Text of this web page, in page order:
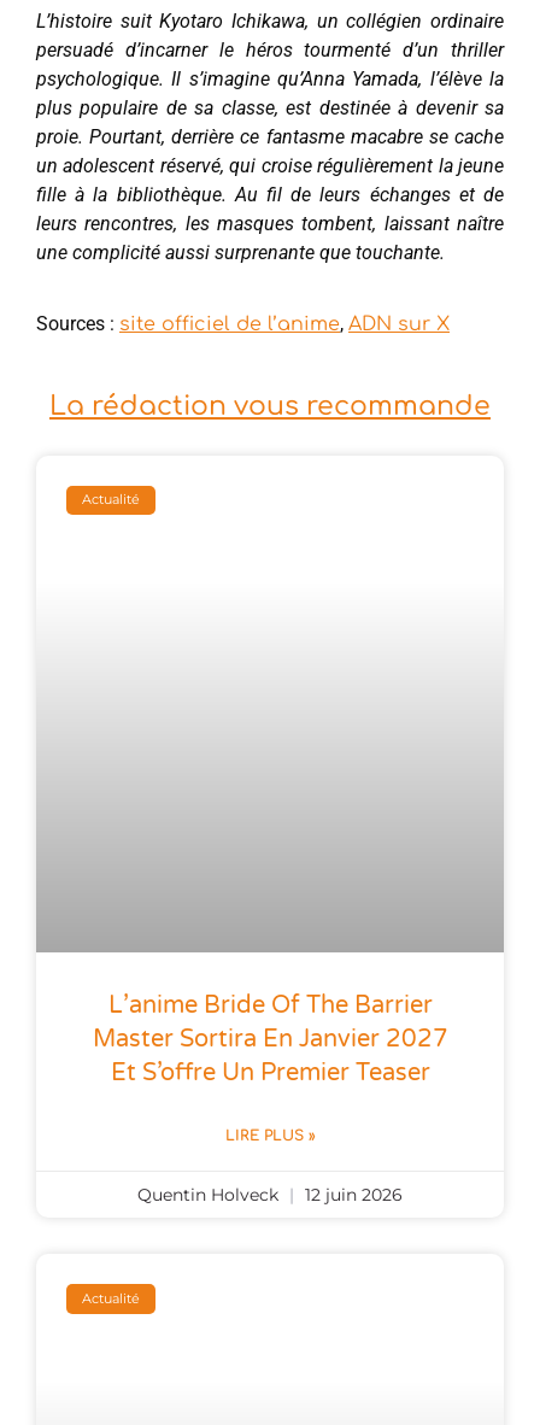
L’histoire suit Kyotaro Ichikawa, un collégien ordinaire
persuadé d’incarner le héros tourmenté d’un thriller
psychologique. Il s’imagine qu’Anna Yamada, l’élève la
plus populaire de sa classe, est destinée à devenir sa
proie. Pourtant, derrière ce fantasme macabre se cache
un adolescent réservé, qui croise régulièrement la jeune
fille à la bibliothèque. Au fil de leurs échanges et de
leurs rencontres, les masques tombent, laissant naître
une complicité aussi surprenante que touchante.
Sources : site officiel de l’anime, ADN sur X
La rédaction vous recommande
Actualité
L’anime Bride Of The Barrier
Master Sortira En Janvier 2027
Et S’offre Un Premier Teaser
LIRE PLUS »
Quentin Holveck 12 juin 2026
Actualité